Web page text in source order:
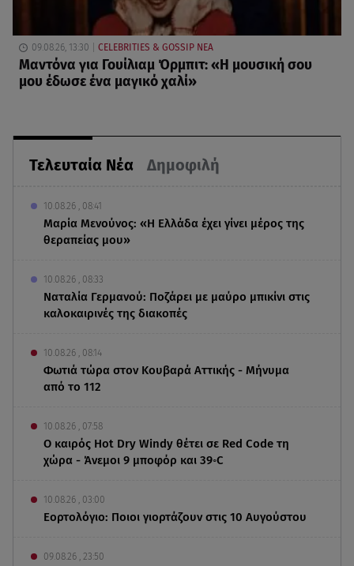
Τελευταία Νέα Δημοφιλή
10.08.26 , 08:41
Μαρία Μενούνος: «Η Ελλάδα έχει γίνει μέρος της
θεραπείας μου»
10.08.26 , 08:33
Ναταλία Γερμανού: Ποζάρει με μαύρο μπικίνι στις
καλοκαιρινές της διακοπές
10.08.26 , 08:14
Φωτιά τώρα στον Κουβαρά Αττικής - Μήνυμα
από το 112
10.08.26 , 07:58
Ο καιρός Hot Dry Windy θέτει σε Red Code τη
χώρα - Άνεμοι 9 μποφόρ και 39◦C
10.08.26 , 03:00
Εορτολόγιο: Ποιοι γιορτάζουν στις 10 Αυγούστου
09.08.26 , 23:50
09.08.26, 13:30 CELEBRITIES & GOSSIP ΝΕΑ
Μαντόνα για Γουίλιαμ Όρμπιτ: «Η μουσική σου
μου έδωσε ένα μαγικό χαλί»